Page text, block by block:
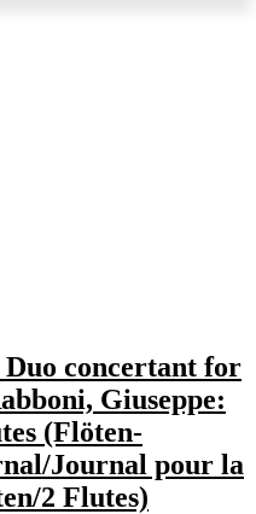
concertant for
Giuseppe:
(Flöten-
Journal pour la
2 Flutes)